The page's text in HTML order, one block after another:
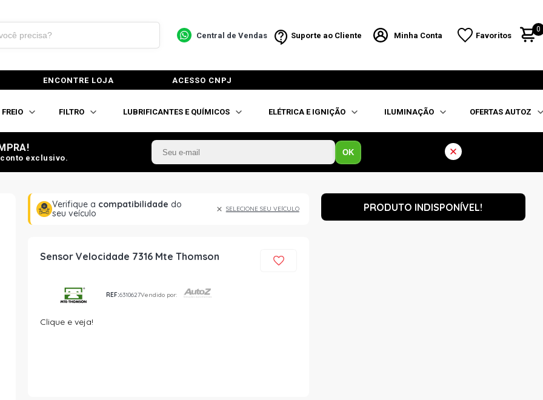
Central de Vendas Suporte ao Cliente Minha Conta Favoritos
0
ENCONTRE LOJA ACESSO CNPJ
FREIO FILTRO LUBRIFICANTES E QUÍMICOS ELÉTRICA E IGNIÇÃO ILUMINAÇÃO OFERTAS AUTOZ
exclusivo.
OK
Verifique a compatibilidade do
seu veículo
SELECIONE SEU VEÍCULO
Sensor Velocidade 7316 Mte Thomson
REF:6310627Vendido por:
Clique e veja!
PRODUTO INDISPONÍVEL!